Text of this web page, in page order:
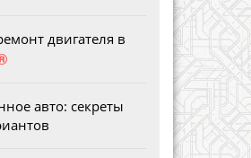
двигателя в
авто: секреты